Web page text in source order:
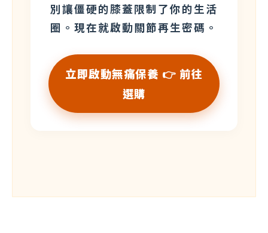
別讓僵硬的膝蓋限制了你的生活
圈。現在就啟動關節再生密碼。
立即啟動無痛保養 👉 前往
選購